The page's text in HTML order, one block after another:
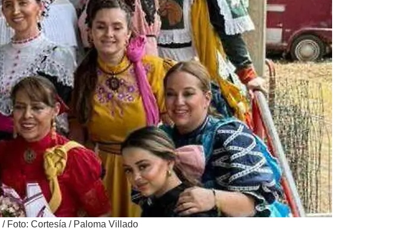
/ Foto: Cortesía / Paloma Villado